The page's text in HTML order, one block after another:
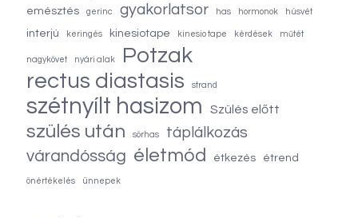
emésztés gerinc gyakorlatsor has hormonok húsvét
interjú keringés kinesiotape kinesio tape kérdések műtét
nagykövet nyári alak
Potzak
rectus diastasis
strand
szétnyílt hasizom Szülés előtt
szülés után sörhas táplálkozás
várandósság életmód étkezés étrend
önértékelés ünnepek